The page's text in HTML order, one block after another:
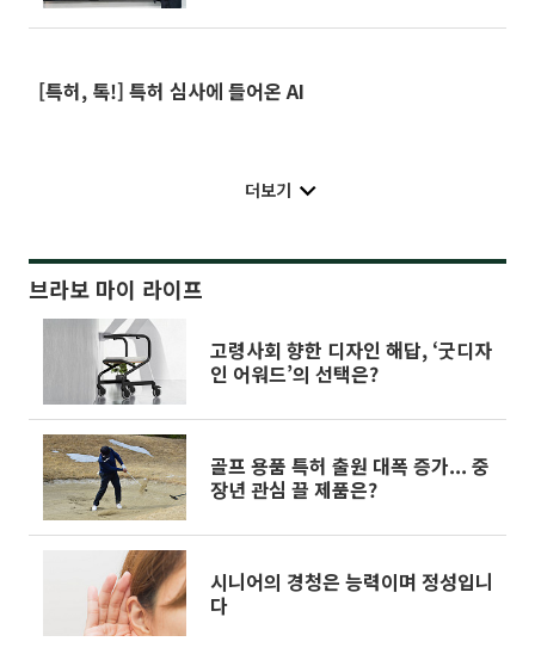
[특허, 톡!] 특허 심사에 들어온 AI
더보기
브라보 마이 라이프
고령사회 향한 디자인 해답, ‘굿디자
인 어워드’의 선택은?
골프 용품 특허 출원 대폭 증가... 중
장년 관심 끌 제품은?
시니어의 경청은 능력이며 정성입니
다